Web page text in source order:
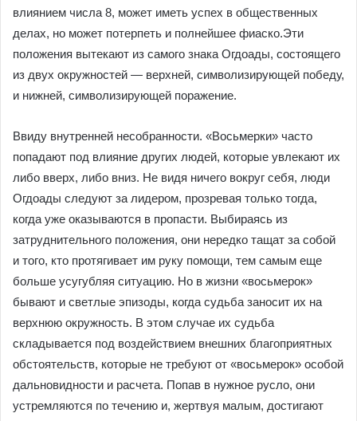
влиянием числа 8, может иметь успех в общественных
делах, но может потерпеть и полнейшее фиаско.Эти
положения вытекают из самого знака Огдоады, состоящего
из двух окружностей — верхней, символизирующей победу,
и нижней, символизирующей поражение.
Ввиду внутренней несобранности. «Восьмерки» часто
попадают под влияние других людей, которые увлекают их
либо вверх, либо вниз. Не видя ничего вокруг себя, люди
Огдоады следуют за лидером, прозревая только тогда,
когда уже оказываются в пропасти. Выбираясь из
затруднительного положения, они нередко тащат за собой
и того, кто протягивает им руку помощи, тем самым еще
больше усугубляя ситуацию. Но в жизни «восьмерок»
бывают и светлые эпизоды, когда судьба заносит их на
верхнюю окружность. В этом случае их судьба
складывается под воздействием внешних благоприятных
обстоятельств, которые не требуют от «восьмерок» особой
дальновидности и расчета. Попав в нужное русло, они
устремляются по течению и, жертвуя малым, достигают